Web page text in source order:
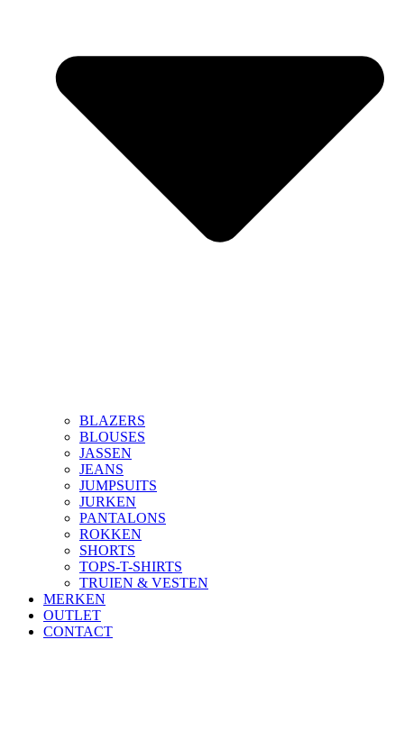
BLAZERS
BLOUSES
JASSEN
JEANS
JUMPSUITS
JURKEN
PANTALONS
ROKKEN
SHORTS
TOPS-T-SHIRTS
TRUIEN & VESTEN
MERKEN
OUTLET
CONTACT